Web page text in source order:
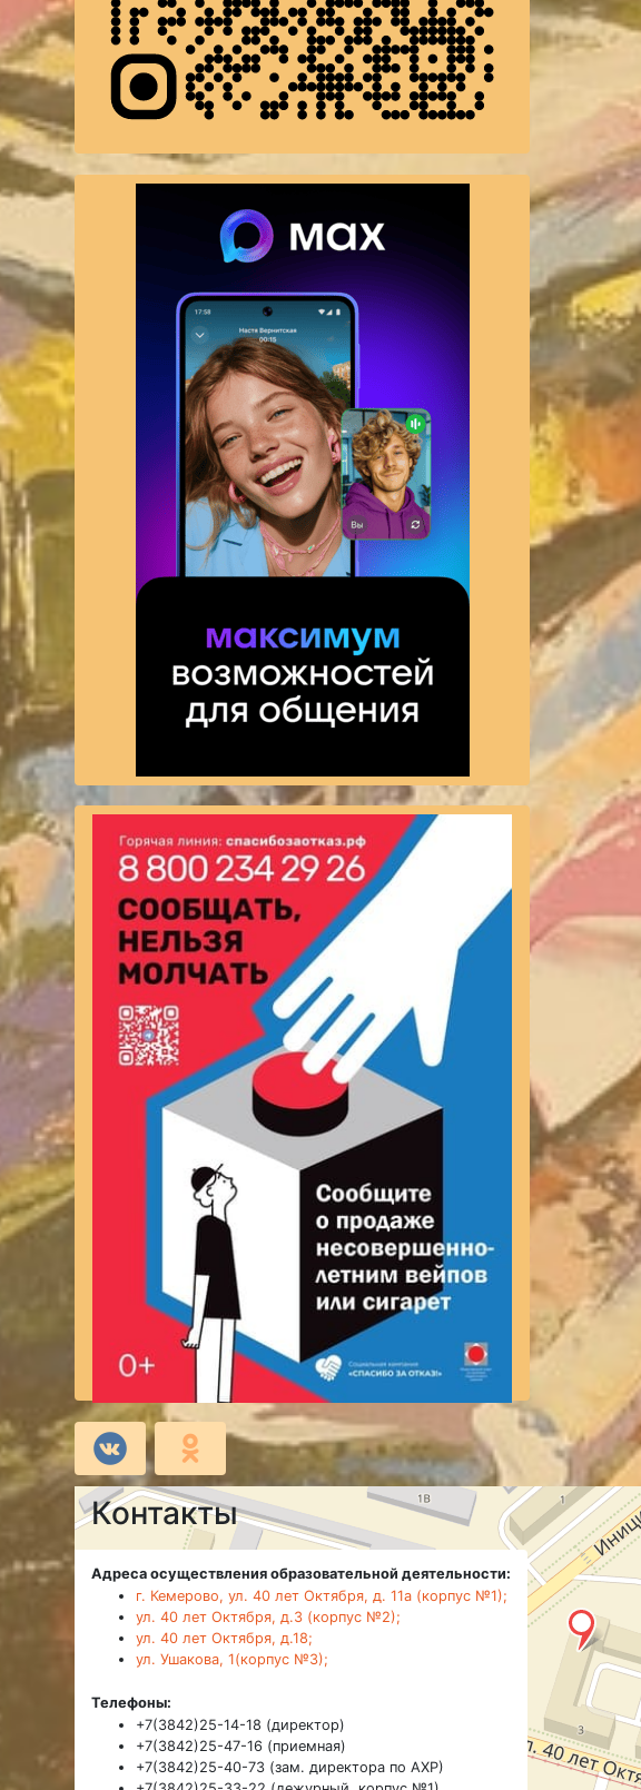
Контакты
Адреса осуществления образовательной деятельности:
г. Кемерово, ул. 40 лет Октября, д. 11а (корпус №1);
ул. 40 лет Октября, д.3 (корпус №2);
ул. 40 лет Октября, д.18;
ул. Ушакова, 1(корпус №3);
Телефоны:
+7(3842)25-14-18 (директор)
+7(3842)25-47-16 (приемная)
+7(3842)25-40-73 (зам. директора по АХР)